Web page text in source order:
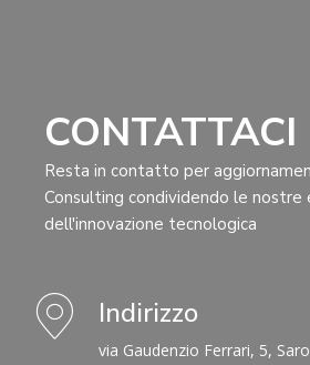
CONTATTACI
Resta in contatto per
Consulting condividendo le nostre
dell'innovazione tecnologica
Indirizzo
via Gaudenzio Ferrari, 5,